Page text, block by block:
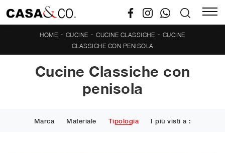
HOME - CUCINE -CUCINE CLASSICHE - CUCINE
CLASSICHE CON PENISOLA
Cucine Classiche con
penisola
Marca Materiale Tipologia I più visti a :